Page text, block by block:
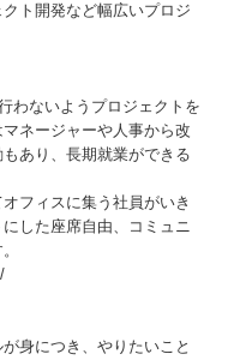
ト開発など幅広いプロジ
わないようプロジェクトを
ネージャーや人事から改
あり、長期就業ができる
フィスに集う社員がいき
した座席自由、コミュニ
身につき、やりたいこと